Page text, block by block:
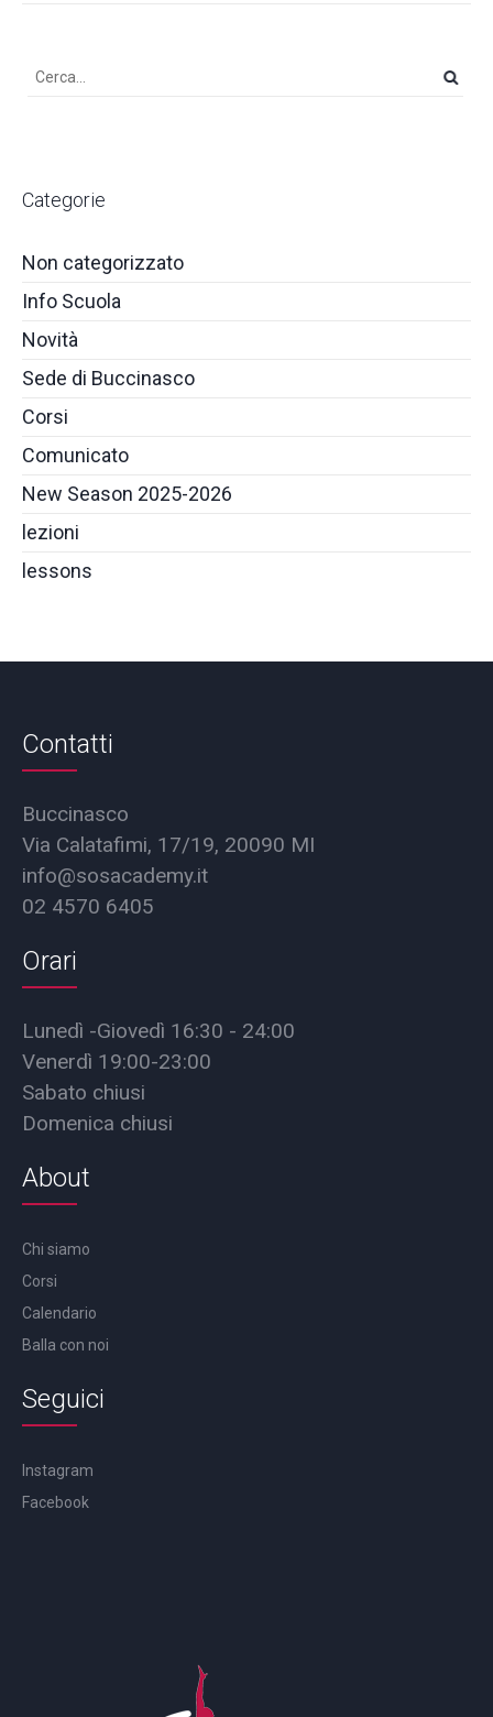
Categorie
Non categorizzato
Info Scuola
Novità
Sede di Buccinasco
Corsi
Comunicato
New Season 2025-2026
lezioni
lessons
Contatti
Buccinasco
Via Calatafimi, 17/19, 20090 MI
info@sosacademy.it
02 4570 6405
Orari
Lunedì -Giovedì 16:30 - 24:00
Venerdì 19:00-23:00
Sabato chiusi
Domenica chiusi
About
Chi siamo
Corsi
Calendario
Balla con noi
Seguici
Instagram
Facebook